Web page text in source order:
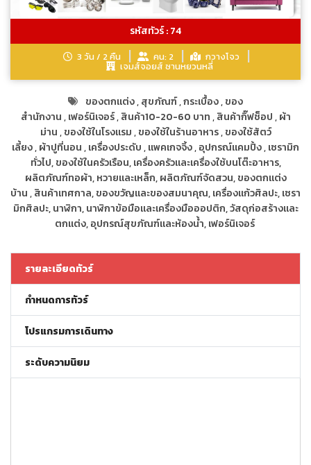
รหัสทัวร์ : 74
3 วัน / 2 คืน คน: 2 กวางโจว
เจมส์จอยส์ ซานหยวนหลี่
ของตกแต่ง,สุขภัณฑ์,กระเบื้อง,ของ
สำนักงาน, เฟอร์นิเจอร์, สินค้า10-20-60 บาท, สินค้ากิ๊ฟช็อป, ผ้า
ม่าน, ของใช้ในโรงแรม, ของใช้ในร้านอาหาร, ของใช้สัตว์
เลี้ยง,ผ้าปูที่นอน,เครื่องประดับ,แพคเกจจิ้ง,อุปกรณ์แคมปิ้ง,เซรามิก
ทั่วไป, ของใช้ในครัวเรือน, เครื่องครัวและเครื่องใช้บนโต๊ะอาหาร,
ผลิตภัณฑ์ทอผ้า, หวายและเหล็ก, ผลิตภัณฑ์จัดสวน, ของตกแต่ง
บ้าน,สินค้าเทศกาล, ของขวัญและของสมนาคุณ, เครื่องแก้วศิลปะ, เซรา
มิกศิลปะ, นาฬิกา, นาฬิกาข้อมือและเครื่องมือออปติก, วัสดุก่อสร้างและ
ตกแต่ง, อุปกรณ์สุขภัณฑ์และห้องน้ำ, เฟอร์นิเจอร์
รายละเอียดทัวร์
กำหนดการทัวร์
โปรแกรมการเดินทาง
ระดับความนิยม